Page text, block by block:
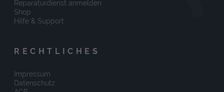
Reparaturdienst anmelden
Shop
Hilfe & Support
RECHTLICHES
Impressum
Datenschutz